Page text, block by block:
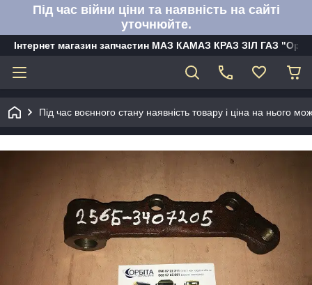
Під час війни ціни та наявність на сайті
уточнюйте.
Інтернет магазин запчастин МАЗ КАМАЗ КРАЗ ЗІЛ ГАЗ
Під час воєнного стану наявність товару і ціна на нього